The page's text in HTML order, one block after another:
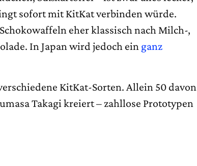
sofort mit KitKat verbinden würde.
eher klassisch nach Milch-,
In Japan wird jedoch ein ganz
KitKat-Sorten. Allein 50 davon
Takagi kreiert – zahllose Prototypen